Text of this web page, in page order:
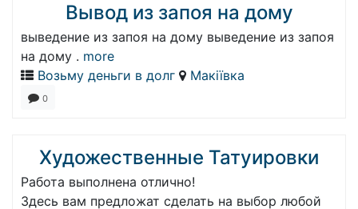
Вывод из запоя на дому
выведение из запоя на дому выведение из запоя
на дому . more
Возьму деньги в долг
Макіївка
0
Художественные Татуировки
Работа выполнена отлично!
Здесь вам предложат сделать на выбор любой